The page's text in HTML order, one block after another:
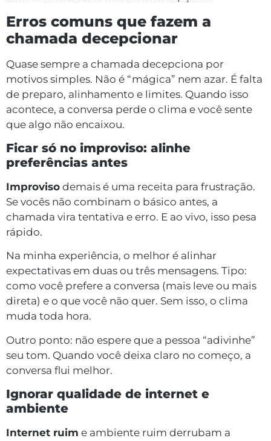
Erros comuns que fazem a
chamada decepcionar
Quase sempre a chamada decepciona por
motivos simples. Não é “mágica” nem azar. É falta
de preparo, alinhamento e limites. Quando isso
acontece, a conversa perde o clima e você sente
que algo não encaixou.
Ficar só no improviso: alinhe
preferências antes
Improviso demais é uma receita para frustração.
Se vocês não combinam o básico antes, a
chamada vira tentativa e erro. E ao vivo, isso pesa
rápido.
Na minha experiência, o melhor é alinhar
expectativas em duas ou três mensagens. Tipo:
como você prefere a conversa (mais leve ou mais
direta) e o que você não quer. Sem isso, o clima
muda toda hora.
Outro ponto: não espere que a pessoa “adivinhe”
seu tom. Quando você deixa claro no começo, a
conversa flui melhor.
Ignorar qualidade de internet e
ambiente
Internet ruim e ambiente ruim derrubam a